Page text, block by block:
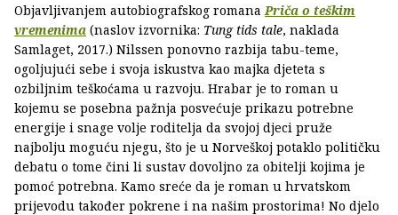
Objavljivanjem autobiografskog romanaPriča o teškim
vremenima (naslov izvornika: Tung tids tale, naklada
Samlaget, 2017.) Nilssen ponovno razbija tabu-teme,
ogoljujući sebe i svoja iskustva kao majka djeteta s
ozbiljnim teškoćama u razvoju. Hrabar je to roman u
kojemu se posebna pažnja posvećuje prikazu potrebne
energije i snage volje roditelja da svojoj djeci pruže
najbolju moguću njegu, što je u Norveškoj potaklo političku
debatu o tome čini li sustav dovoljno za obitelji kojima je
pomoć potrebna. Kamo sreće da je roman u hrvatskom
prijevodu također pokrene i na našim prostorima! No djelo